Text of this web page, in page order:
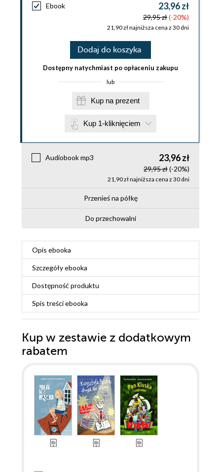
Ebook 23,96 zł
29,95 zł(-20%)
21,90 zł najniższa cena z 30 dni
Dodaj do koszyka
Dostępny natychmiast po opłaceniu zakupu
lub
Kup na prezent
Kup 1-kliknięciem
Audiobook mp3 23,96 zł
29,95 zł(-20%)
21,90 zł najniższa cena z 30 dni
Przenieś na półkę
Do przechowalni
Opis ebooka
Szczegółyebooka
Dostępność produktu
Spis treściebooka
Kup w zestawie z dodatkowym
rabatem